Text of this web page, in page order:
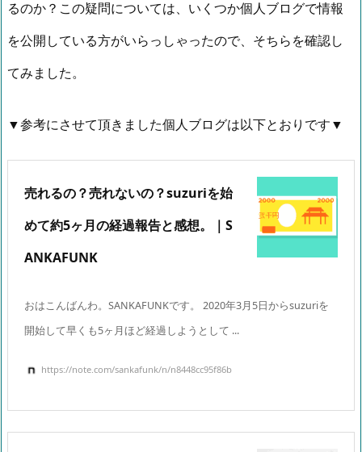
るのか？この疑問については、いくつか個人ブログで情報
を公開している方がいらっしゃったので、そちらを確認し
てみました。
▼参考にさせて頂きました個人ブログは以下とおりです▼
売れるの？売れないの？suzuriを始
めて約5ヶ月の経過報告と感想。｜S
ANKAFUNK
おはこんばんわ。SANKAFUNKです。 2020年3月5日からsuzuriを
開始して早くも5ヶ月ほど経過しようとして ...
https://note.com/sankafunk/n/n8448cc95f86b